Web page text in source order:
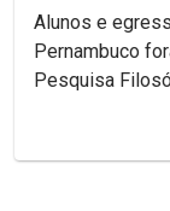
Alunos e
Pernambuco
Pesquisa